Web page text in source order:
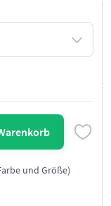
und Größe)